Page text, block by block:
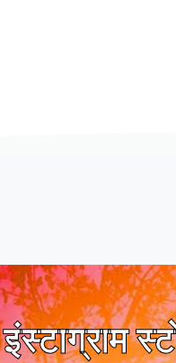
इंस्टाग्राम